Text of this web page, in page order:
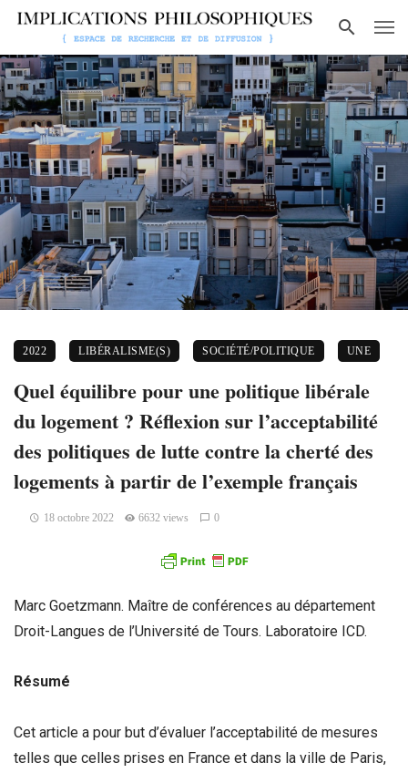
2022 LIBÉRALISME(S) SOCIÉTÉ/POLITIQUE UNE
Quel équilibre pour une politique libérale
du logement ? Réflexion sur l’acceptabilité
des politiques de lutte contre la cherté des
logements à partir de l’exemple français
18 octobre 2022 6632 views 0
Marc Goetzmann. Maître de conférences au département
Droit-Langues de l’Université de Tours. Laboratoire ICD.
Résumé
Cet article a pour but d’évaluer l’acceptabilité de mesures
telles que celles prises en France et dans la ville de Paris,